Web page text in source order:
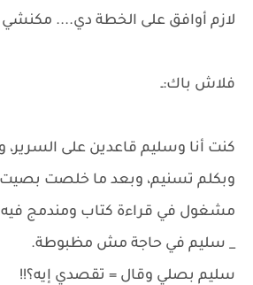
لازم أوافق على الخطة دي.... مكنشي
فلاش باك:ـ
كنت أنا وسليم قاعدين على السرير،
وبكلم تسنيم، وبعد ما خلصت بصيت
مشغول في قراءة كتاب ومندمج
_ سليم في حاجة مش مظبوطة.
سليم بصلي وقال = تقصدي إيه؟!!